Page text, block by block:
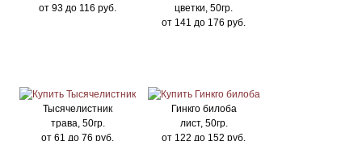
от 93 до 116 руб.
цветки, 50гр.
от 141 до 176 руб.
Тысячелистник
трава, 50гр.
от 61 до 76 руб.
Гинкго билоба
лист, 50гр.
от 122 до 152 руб.